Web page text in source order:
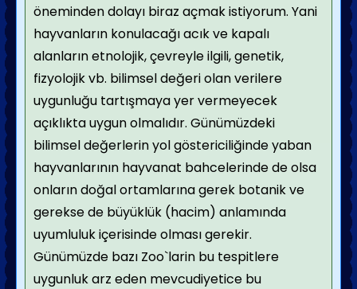
öneminden dolayı biraz açmak istiyorum. Yani
hayvanların konulacağı acık ve kapalı
alanların etnolojik, çevreyle ilgili, genetik,
fizyolojik vb. bilimsel değeri olan verilere
uygunluğu tartışmaya yer vermeyecek
açıklıkta uygun olmalıdır. Günümüzdeki
bilimsel değerlerin yol göstericiliğinde yaban
hayvanlarının hayvanat bahcelerinde de olsa
onların doğal ortamlarına gerek botanik ve
gerekse de büyüklük (hacim) anlamında
uyumluluk içerisinde olması gerekir.
Günümüzde bazı Zoo`larin bu tespitlere
uygunluk arz eden mevcudiyetice bu